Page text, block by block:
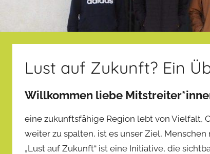
Lust auf Zukunft? Ein
Willkommen liebe
eine zukunftsfähige Region lebt von Vielfalt,
weiter zu spalten, ist es unser Ziel,
„Lust auf Zukunft“ ist eine Initiative, die